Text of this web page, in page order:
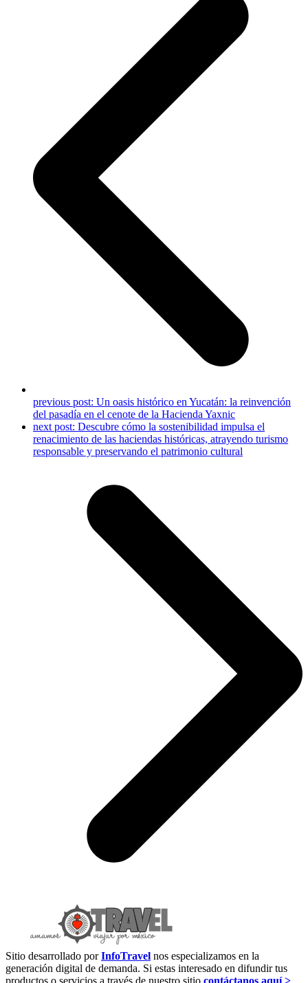
previous post: Un oasis histórico en Yucatán: la reinvención
del pasadía en el cenote de la Hacienda Yaxnic
next post: Descubre cómo la sostenibilidad impulsa el
renacimiento de las haciendas históricas, atrayendo turismo
responsable y preservando el patrimonio cultural
Sitio desarrollado porInfoTravel nos especializamos en la
generación digital de demanda. Si estas interesado en difundir tus
productos o servicios a través de nuestro sitio contáctanos aquí >